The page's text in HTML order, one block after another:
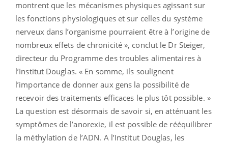
montrent que les mécanismes physiques agissant sur
les fonctions physiologiques et sur celles du système
nerveux dans l’organisme pourraient être à l’origine de
nombreux effets de chronicité », conclut le Dr Steiger,
directeur du Programme des troubles alimentaires à
l’Institut Douglas. « En somme, ils soulignent
l’importance de donner aux gens la possibilité de
recevoir des traitements efficaces le plus tôt possible. »
La question est désormais de savoir si, en atténuant les
symptômes de l’anorexie, il est possible de rééquilibrer
la méthylation de l’ADN. A l’Institut Douglas, les